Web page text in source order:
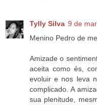
Tylly Silva 9 de
Menino Pedro de
Amizade o
aceita como és,
evoluir e nos leva
complicado. A
sua plenitude,